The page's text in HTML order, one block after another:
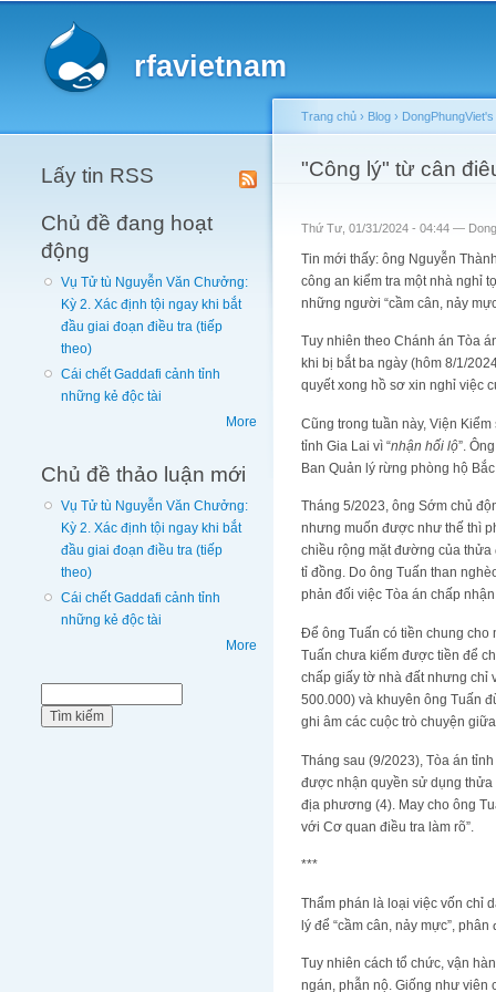
rfavietnam
Lấy tin RSS
Chủ đề đang hoạt
động
Vụ Tử tù Nguyễn Văn Chưởng:
Kỳ 2. Xác định tội ngay khi bắt
đầu giai đoạn điều tra (tiếp
theo)
Cái chết Gaddafi cảnh tỉnh
những kẻ độc tài
More
Chủ đề thảo luận mới
Vụ Tử tù Nguyễn Văn Chưởng:
Kỳ 2. Xác định tội ngay khi bắt
đầu giai đoạn điều tra (tiếp
theo)
Cái chết Gaddafi cảnh tỉnh
những kẻ độc tài
More
You are here
Trang chủ › Blog › DongPhungViet's
"Công lý" từ cân
Thứ Tư, 01/31/2024 - 04:44 —
Tin mới thấy: ông Nguyễn
công an kiểm tra một nhà nghỉ
những người “cầm cân, nảy
Tuy nhiên theo Chánh án Tòa
khi bị bắt ba ngày (hôm 8/1/
quyết xong hồ sơ xin nghỉ việc
Cũng trong tuần này, Viện
tỉnh Gia Lai vì “nhận hối lộ”.
Ban Quản lý rừng phòng hộ
Tháng 5/2023, ông Sớm chủ
nhưng muốn được như thế thì
chiều rộng mặt đường của thửa
tỉ đồng. Do ông Tuấn than
phản đối việc Tòa án chấp
Để ông Tuấn có tiền chung cho
Tuấn chưa kiếm được tiền để
chấp giấy tờ nhà đất nhưng chỉ
500.000) và khuyên ông Tuấn
ghi âm các cuộc trò chuyện
Tháng sau (9/2023), Tòa án
được nhận quyền sử dụng
địa phương (4). May cho ông
với Cơ quan điều tra làm rõ”.
***
Thẩm phán là loại việc vốn chỉ
lý để “cầm cân, nảy mực”,
Tuy nhiên cách tổ chức, vận
ngán, phẫn nộ. Giống như viên